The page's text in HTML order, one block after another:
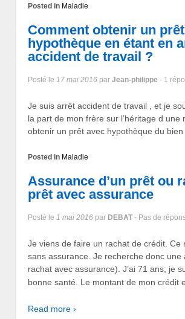
Posted in Maladie
Comment obtenir un
hypothèque en étant en
accident de travail ?
Posté le 17 mai 2016 par Jean-philippe - 1
Je suis arrêt accident de travail , et je
la part de mon frère sur l’héritage d une
obtenir un prêt avec hypothèque du bien
Posted in Maladie
Assurance d’un prêt ou
prêt avec assurance
Posté le 1 mai 2016 par DEBAT - Pas de
Je viens de faire un rachat de crédit. Ce
sans assurance. Je recherche donc une
rachat avec assurance). J’ai 71 ans; je
bonne santé. Le montant de mon crédit
Read more ›